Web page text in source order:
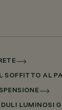
SOFFITTO AL